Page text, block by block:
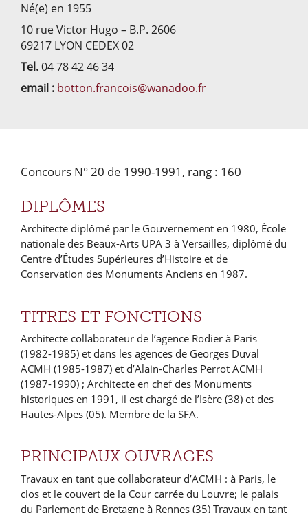
Né(e) en 1955
10 rue Victor Hugo – B.P. 2606
69217 LYON CEDEX 02
Tel.04 78 42 46 34
email : botton.francois@wanadoo.fr
Concours N° 20 de 1990-1991, rang : 160
DIPLÔMES
Architecte diplômé par le Gouvernement en 1980, École
nationale des Beaux-Arts UPA 3 à Versailles, diplômé du
Centre d’Études Supérieures d’Histoire et de
Conservation des Monuments Anciens en 1987.
TITRES ET FONCTIONS
Architecte collaborateur de l’agence Rodier à Paris
(1982-1985) et dans les agences de Georges Duval
ACMH (1985-1987) et d’Alain-Charles Perrot ACMH
(1987-1990) ; Architecte en chef des Monuments
historiques en 1991, il est chargé de l’Isère (38) et des
Hautes-Alpes (05). Membre de la SFA.
PRINCIPAUX OUVRAGES
Travaux en tant que collaborateur d’ACMH : à Paris, le
clos et le couvert de la Cour carrée du Louvre; le palais
du Parlement de Bretagne à Rennes (35) Travaux en tant